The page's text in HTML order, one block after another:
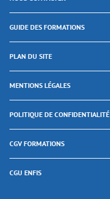
GUIDE DES FORMATIONS
PLAN DU SITE
MENTIONS LÉGALES
POLITIQUE DE CONFIDENTIALITÉ
CGV FORMATIONS
CGU ENFIS